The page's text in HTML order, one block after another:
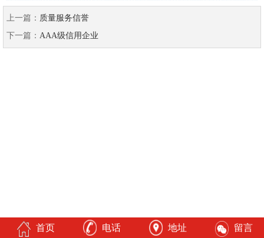
上一篇： 质量服务信誉
下一篇： AAA级信用企业
首页 电话 地址 留言